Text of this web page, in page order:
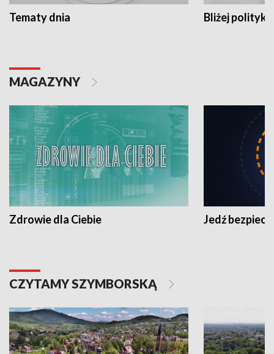
Tematy dnia Bliżej polityki
MAGAZYNY
Zdrowie dla Ciebie Jedź
CZYTAMY SZYMBORSKĄ